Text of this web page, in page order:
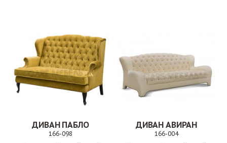
ДИВАН ПАБЛО
166-098
ДИВАН АВИРАН
166-004